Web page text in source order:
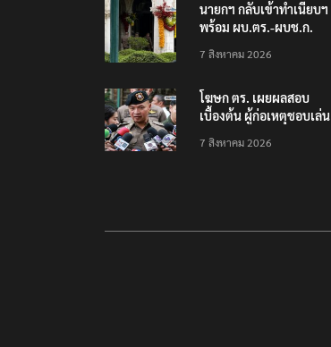
นายกฯ กลับเข้าทำเนียบฯ
พร้อม ผบ.ตร.-ผบช.ก.
ปืนเถื่อน
7 สิงหาคม 2026
โฆษก ตร. เผยผลสอบ
เบื้องต้น ผู้ก่อเหตุชอบเล่น
เหตุรุนแรงก่อนลงมือ
7 สิงหาคม 2026